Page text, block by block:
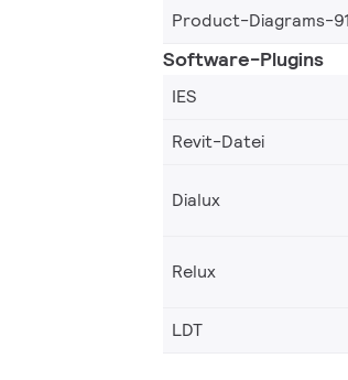
Product-Diagrams-
Software-Plugins
IES
Revit-Datei
Dialux
Relux
LDT